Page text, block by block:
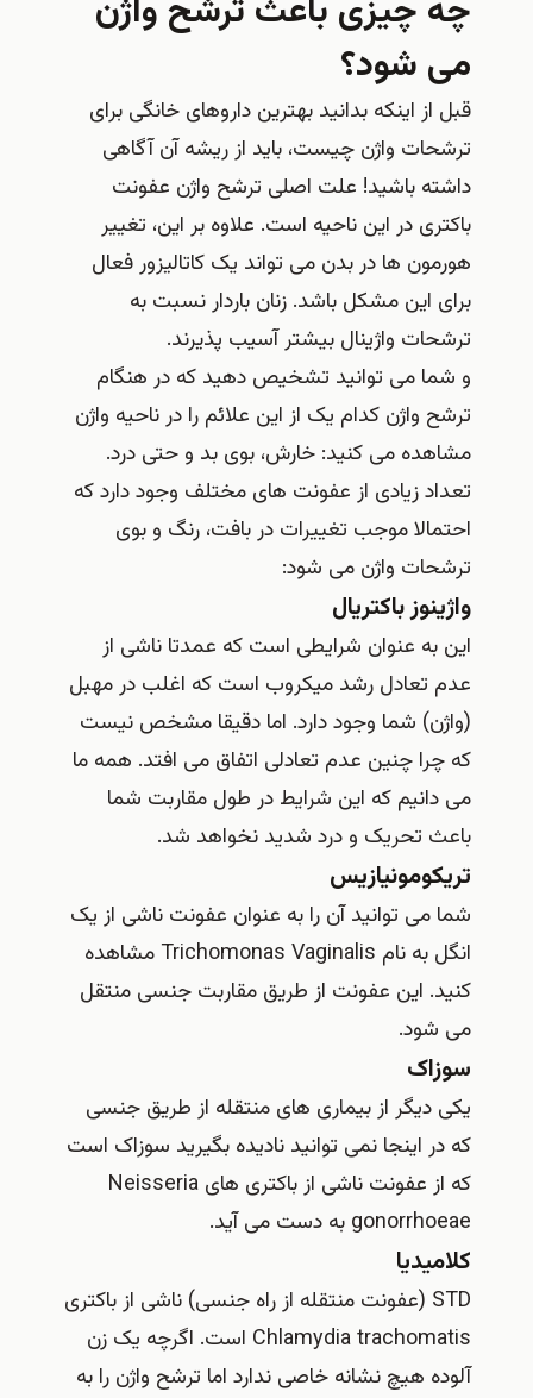
چه چیزی باعث ترشح واژن
می شود؟
قبل از اینکه بدانید بهترین داروهای خانگی برای
ترشحات واژن چیست، باید از ریشه آن آگاهی
داشته باشید! علت اصلی ترشح واژن عفونت
باکتری در این ناحیه است. علاوه بر این، تغییر
هورمون ها در بدن می تواند یک کاتالیزور فعال
برای این مشکل باشد. زنان باردار نسبت به
ترشحات واژینال بیشتر آسیب پذیرند.
و شما می توانید تشخیص دهید که در هنگام
ترشح واژن کدام یک از این علائم را در ناحیه واژن
مشاهده می کنید: خارش، بوی بد و حتی درد.
تعداد زیادی از عفونت های مختلف وجود دارد که
احتمالا موجب تغییرات در بافت، رنگ و بوی
ترشحات واژن می شود:
واژینوز باکتریال
این به عنوان شرایطی است که عمدتا ناشی از
عدم تعادل رشد میکروب است که اغلب در مهبل
(واژن) شما وجود دارد. اما دقیقا مشخص نیست
که چرا چنین عدم تعادلی اتفاق می افتد. همه ما
می دانیم که این شرایط در طول مقاربت شما
باعث تحریک و درد شدید نخواهد شد.
تریکومونیازیس
شما می توانید آن را به عنوان عفونت ناشی از یک
انگل به نام Trichomonas Vaginalis مشاهده
کنید. این عفونت از طریق مقاربت جنسی منتقل
می شود.
سوزاک
یکی دیگر از بیماری های منتقله از طریق جنسی
که در اینجا نمی توانید نادیده بگیرید سوزاک است
که از عفونت ناشی از باکتری های Neisseria
gonorrhoeae به دست می آید.
کلامیدیا
STD (عفونت منتقله از راه جنسی) ناشی از باکتری
Chlamydia trachomatis است. اگرچه یک زن
آلوده هیچ نشانه خاصی ندارد اما ترشح واژن را به